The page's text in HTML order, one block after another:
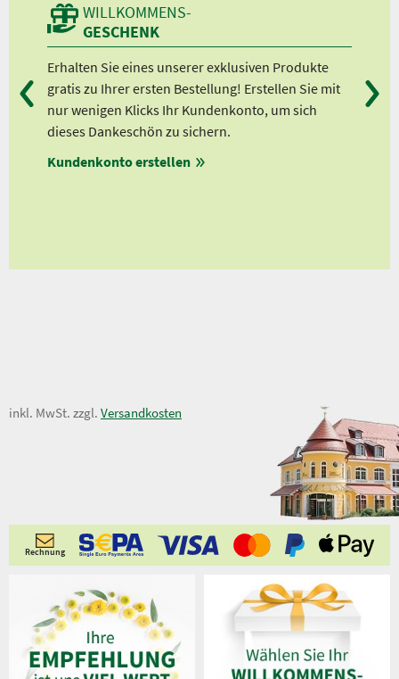
WILLKOMMENS-
GESCHENK
Erhalten Sie eines unserer exklusiven Produkte
gratis zu Ihrer ersten Bestellung! Erstellen Sie mit
nur wenigen Klicks Ihr Kundenkonto, um sich
dieses Dankeschön zu sichern.
Kundenkonto erstellen
Ab
15,00 €
inkl. MwSt. zzgl. Versandkosten
Rechnung